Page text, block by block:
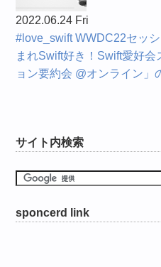
2022.06.24 Fri
#love_swift WWDC22セッ
まれSwift好き！Swift愛好
ョン要約会 @オンライン」
サイト内検索
sponcerd link